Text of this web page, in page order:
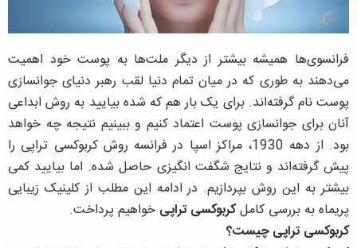
فرانسوی‌ها همیشه بیشتر از دیگر ملت‌ها به پوست خود اهمیت
می‌دهند به طوری که در میان تمام دنیا لقب رهبر دنیای جوانسازی
پوست نام گرفته‌اند. برای یک بار هم که شده بیایید به روش ابداعی
آنان برای جوانسازی پوست اعتماد کنیم و ببینیم نتیجه چه خواهد
بود. از دهه 1930، مراکز اسپا در فرانسه روش کربوکسی تراپی را
پیش گرفته‌اند و نتایج شگفت انگیزی حاصل شده. اما بیایید کمی
بیشتر به این روش بپردازیم. در ادامه این مطلب از کلینیک زیبایی
پریماه به بررسی کاملکربوکسی تراپی خواهیم پرداخت.
کربوکسی تراپی چیست؟